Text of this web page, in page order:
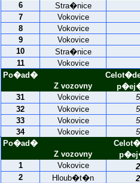
6
Stra�nice
7
Vokovice
8
Vokovice
9
Vokovice
10
Stra�nice
11
Vokovice
Po�ad�
Z vozovny
31
Vokovice
32
Vokovice
33
Vokovice
34
Vokovice
Po�ad�
Z vozovny
1
Vokovice
2
Hloub�t�n